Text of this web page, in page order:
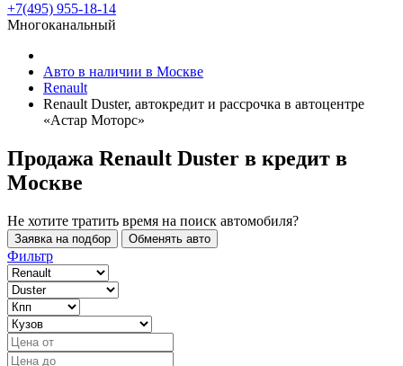
+7(495) 955-18-14
Многоканальный
Авто в наличии в Москве
Renault
Renault Duster, автокредит и рассрочка в автоцентре
«Астар Моторс»
Продажа Renault Duster в кредит в
Москве
Не хотите тратить время на поиск автомобиля?
Заявка на подбор Обменять авто
Фильтр